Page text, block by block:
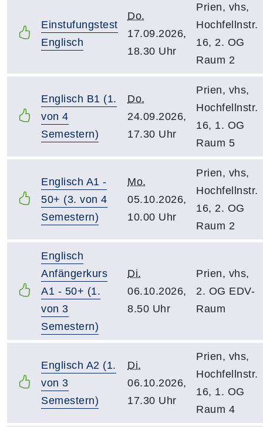
Einstufungstest
Englisch
Do.
17.09.2026,
18.30 Uhr
Prien, vhs,
Hochfellnstr.
16, 2. OG
Raum 2
Englisch B1 (1.
von 4
Semestern)
Do.
24.09.2026,
17.30 Uhr
Prien, vhs,
Hochfellnstr.
16, 1. OG
Raum 5
Englisch A1 -
50+ (3. von 4
Semestern)
Mo.
05.10.2026,
10.00 Uhr
Prien, vhs,
Hochfellnstr.
16, 2. OG
Raum 2
Englisch
Anfängerkurs
A1 - 50+ (1.
von 3
Semestern)
Di.
06.10.2026,
8.50 Uhr
Prien, vhs,
2. OG EDV-
Raum
Englisch A2 (1.
von 3
Semestern)
Di.
06.10.2026,
17.30 Uhr
Prien, vhs,
Hochfellnstr.
16, 1. OG
Raum 4